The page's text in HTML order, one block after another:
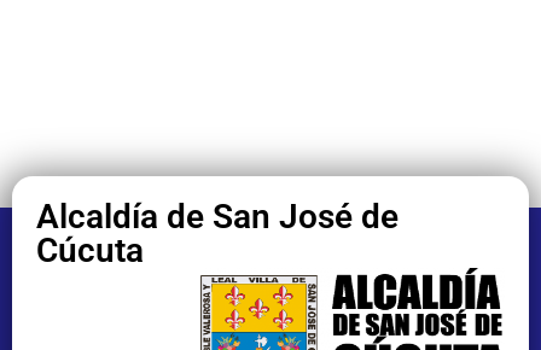
Alcaldía de San José de
Cúcuta